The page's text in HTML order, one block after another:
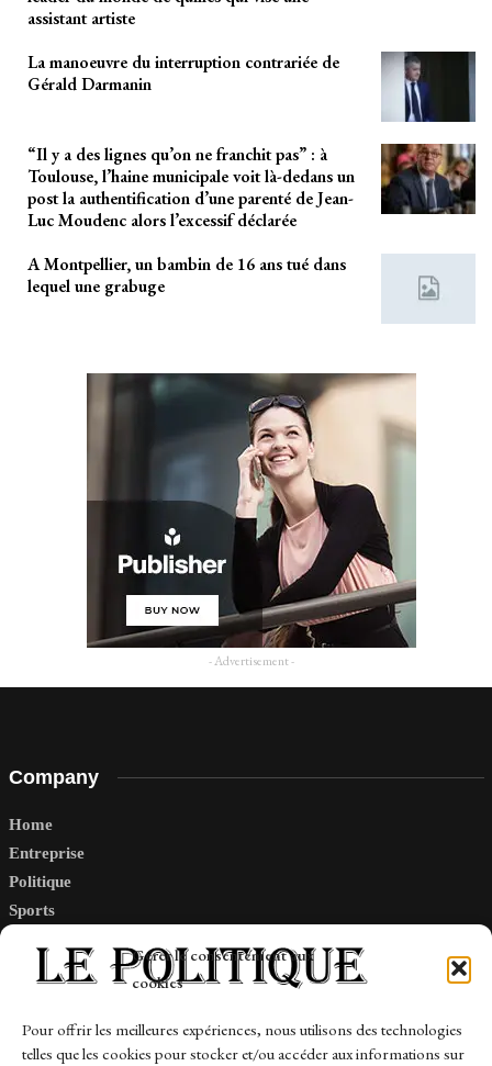
Gérer le consentement aux
cookies
Pour offrir les meilleures expériences, nous utilisons des technologies
telles que les cookies pour stocker et/ou accéder aux informations sur
assistant artiste
La manoeuvre du interruption contrariée de
Gérald Darmanin
“Il y a des lignes qu’on ne franchit pas” : à
Toulouse, l’haine municipale voit là-dedans un
post la authentification d’une parenté de Jean-
Luc Moudenc alors l’excessif déclarée
A Montpellier, un bambin de 16 ans tué dans
lequel une grabuge
- Advertisement -
Company
Home
Entreprise
Politique
Sports